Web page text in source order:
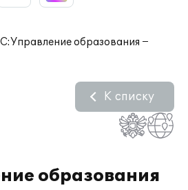
образования
образования
К списку